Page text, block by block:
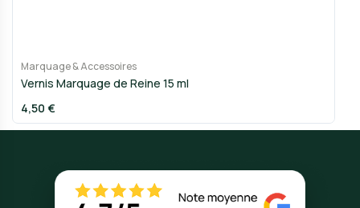
Marquage & Accessoires
Vernis Marquage de Reine 15 ml
4,50 €